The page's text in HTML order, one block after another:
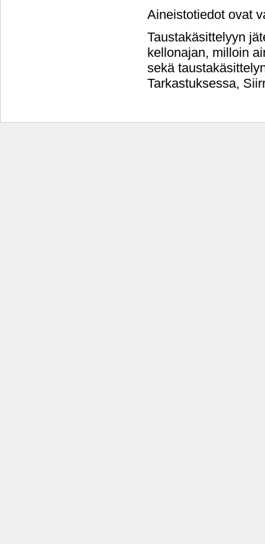
Aineistotiedot ovat
Taustakäsittelyyn
kellonajan, milloin
sekä
Tarkastuksessa,